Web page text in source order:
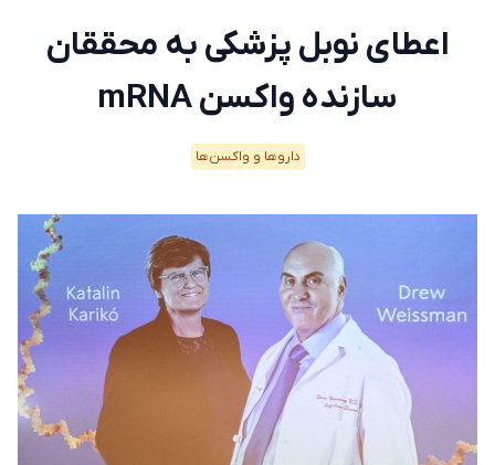
اعطای نوبل پزشکی به محققان
سازنده واکسن mRNA
دارو‌ها و واکسن‌ها